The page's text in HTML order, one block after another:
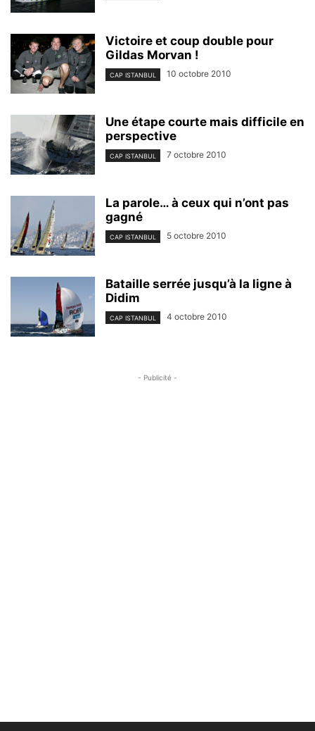
Victoire et coup double pour
Gildas Morvan !
CAP ISTANBUL 10 octobre 2010
Une étape courte mais difficile en
perspective
CAP ISTANBUL 7 octobre 2010
La parole… à ceux qui n’ont pas
gagné
CAP ISTANBUL 5 octobre 2010
Bataille serrée jusqu’à la ligne à
Didim
CAP ISTANBUL 4 octobre 2010
- Publicité -